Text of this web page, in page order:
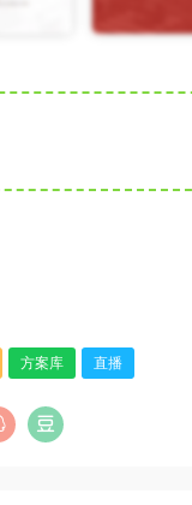
方案库 直播